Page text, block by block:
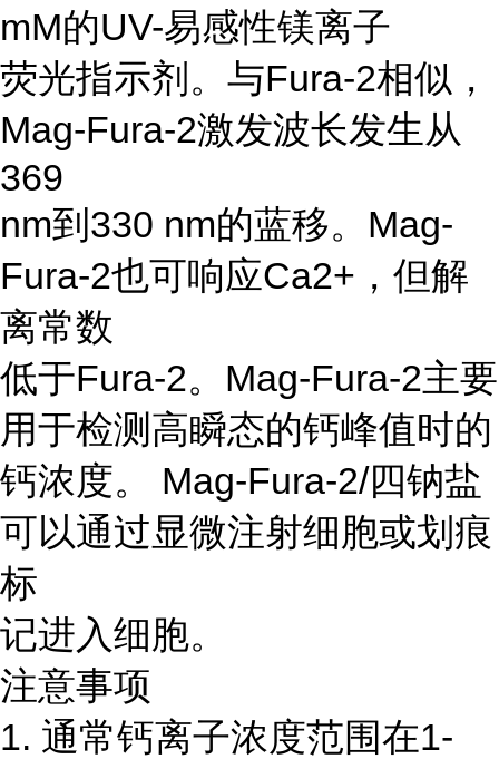
mM的UV-易感性镁离子
荧光指示剂。与Fura-2相似，
Mag-Fura-2激发波长发生从
369
nm到330 nm的蓝移。Mag-
Fura-2也可响应Ca2+，但解
离常数
低于Fura-2。Mag-Fura-2主要
用于检测高瞬态的钙峰值时的
钙浓度。 Mag-Fura-2/四钠盐
可以通过显微注射细胞或划痕
标
记进入细胞。
注意事项
1. 通常钙离子浓度范围在1-